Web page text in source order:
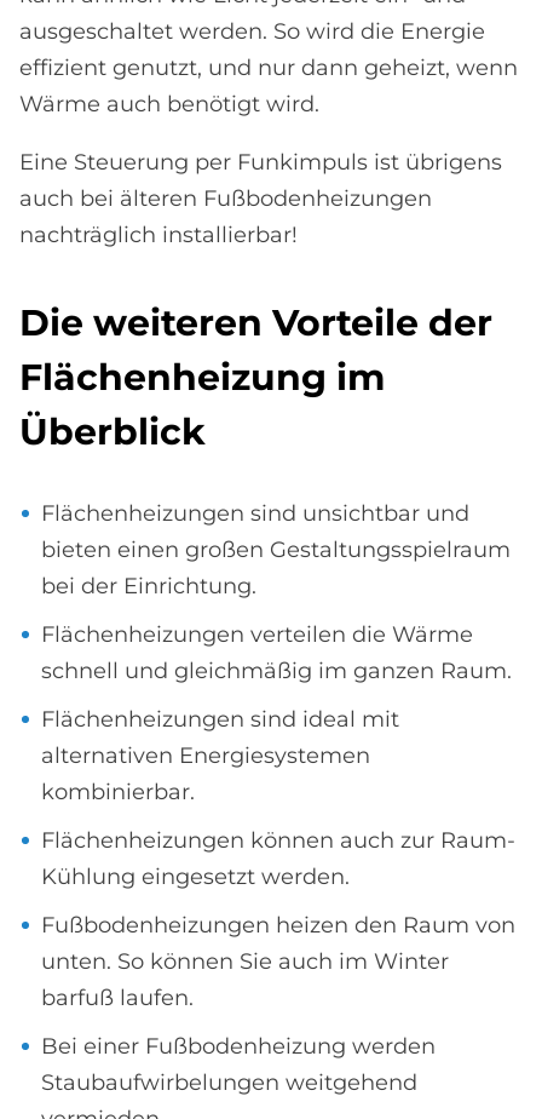
ausgeschaltet werden. So wird die Energie
effizient genutzt, und nur dann geheizt, wenn
Wärme auch benötigt wird.
Eine Steuerung per Funkimpuls ist übrigens
auch bei älteren Fußbodenheizungen
nachträglich installierbar!
Die wei­te­ren Vor­teile der
Flä­chen­hei­zung im
Über­bli­ck
Flächenheizungen sind unsichtbar und
bieten einen großen Gestaltungsspielraum
bei der Einrichtung.
Flächenheizungen verteilen die Wärme
schnell und gleichmäßig im ganzen Raum.
Flächenheizungen sind ideal mit
alternativen Energiesystemen
kombinierbar.
Flächenheizungen können auch zur Raum-
Kühlung eingesetzt werden.
Fußbodenheizungen heizen den Raum von
unten. So können Sie auch im Winter
barfuß laufen.
Bei einer Fußbodenheizung werden
Staubaufwirbelungen weitgehend